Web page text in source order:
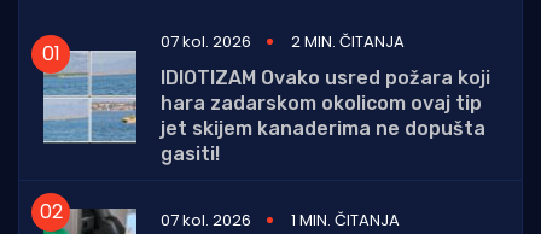
07 kol. 2026
2 MIN. ČITANJA
IDIOTIZAM Ovako usred požara koji
hara zadarskom okolicom ovaj tip
jet skijem kanaderima ne dopušta
gasiti!
07 kol. 2026
1 MIN. ČITANJA